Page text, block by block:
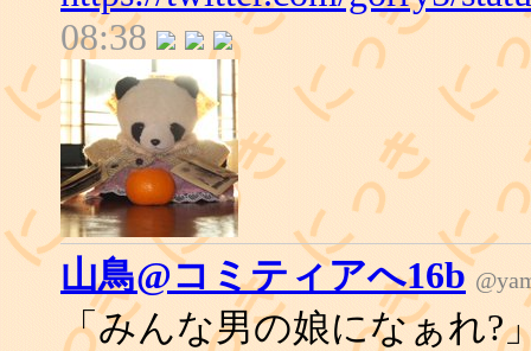
08:38
山鳥@コミティアへ16b
「みんな男の娘になぁれ?